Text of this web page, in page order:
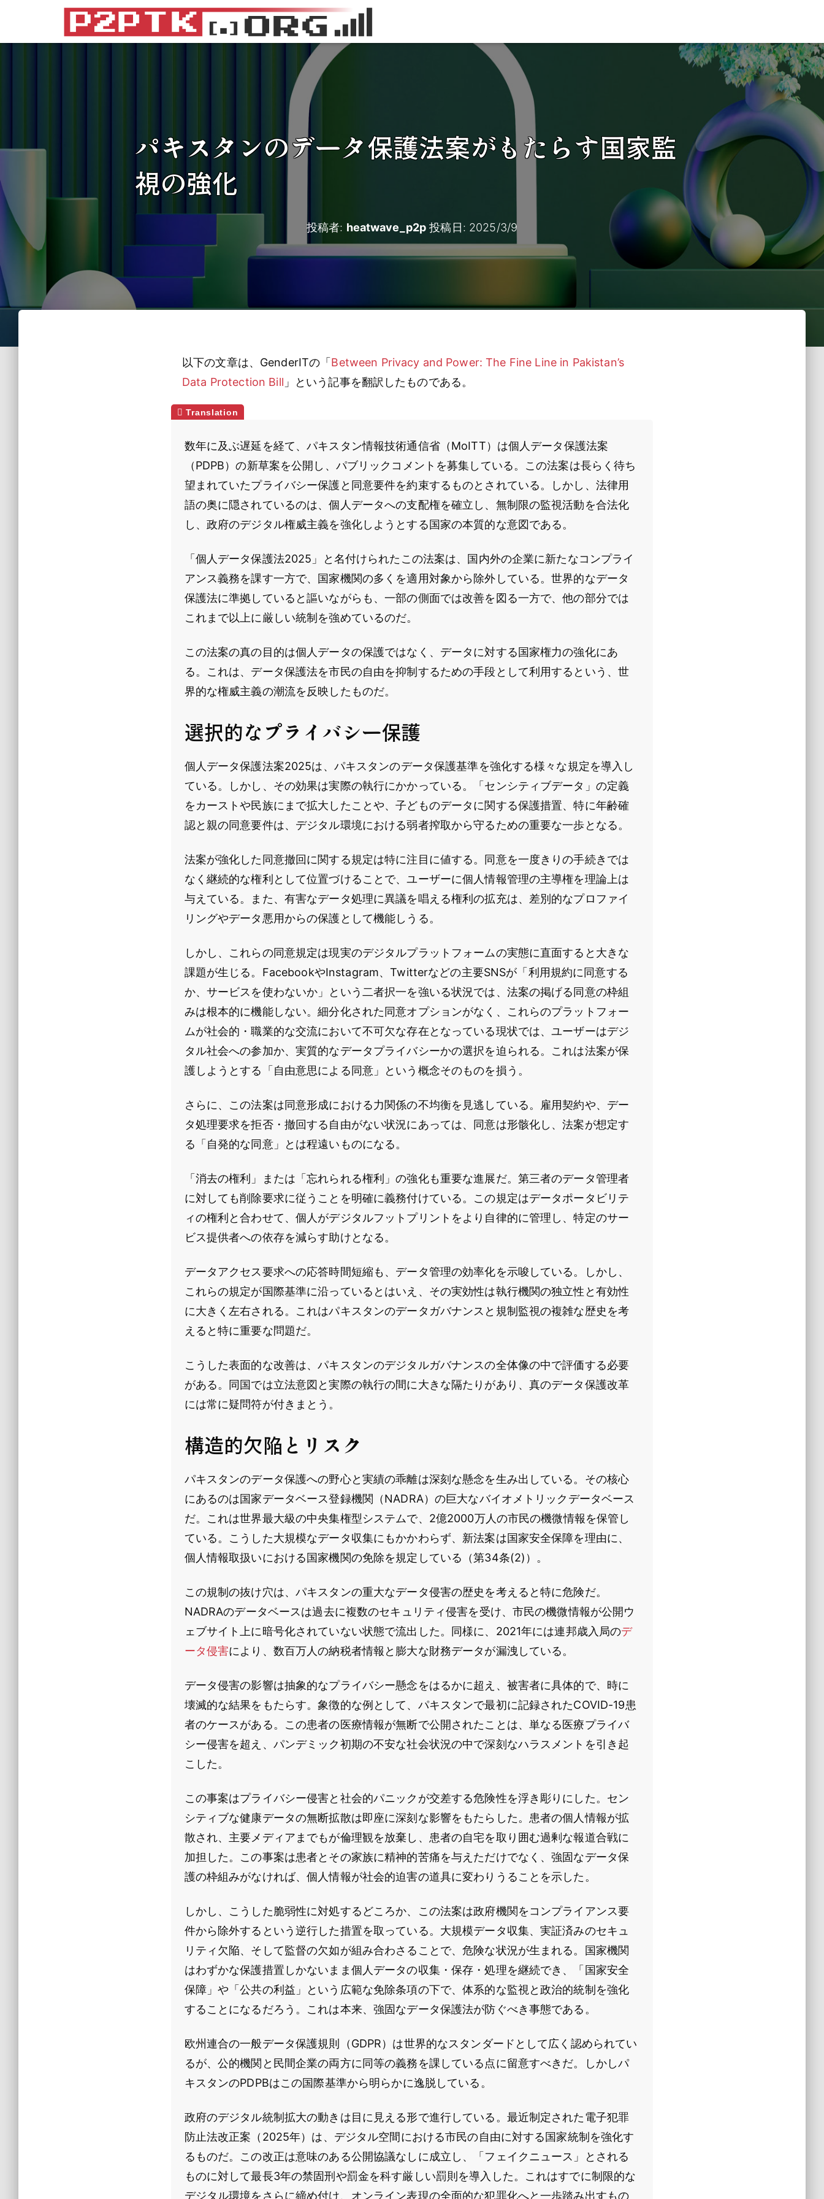
パキスタンのデータ保護法案がもたらす国家監
視の強化
投稿者: heatwave_p2p 投稿日: 2025/3/9
以下の文章は、GenderITの「 Between Privacy and Power: The Fine Line in Pakistan’s
Data Protection Bill 」という記事を翻訳したものである。
数年に及ぶ遅延を経て、パキスタン情報技術通信省（MoITT）は個人データ保護法案
（PDPB）の新草案を公開し、パブリックコメントを募集している。この法案は長らく待ち
望まれていたプライバシー保護と同意要件を約束するものとされている。しかし、法律用
語の奥に隠されているのは、個人データへの支配権を確立し、無制限の監視活動を合法化
し、政府のデジタル権威主義を強化しようとする国家の本質的な意図である。
「個人データ保護法2025」と名付けられたこの法案は、国内外の企業に新たなコンプライ
アンス義務を課す一方で、国家機関の多くを適用対象から除外している。世界的なデータ
保護法に準拠していると謳いながらも、一部の側面では改善を図る一方で、他の部分では
これまで以上に厳しい統制を強めているのだ。
この法案の真の目的は個人データの保護ではなく、データに対する国家権力の強化にあ
る。これは、データ保護法を市民の自由を抑制するための手段として利用するという、世
界的な権威主義の潮流を反映したものだ。
選択的なプライバシー保護
個人データ保護法案2025は、パキスタンのデータ保護基準を強化する様々な規定を導入し
ている。しかし、その効果は実際の執行にかかっている。「センシティブデータ」の定義
をカーストや民族にまで拡大したことや、子どものデータに関する保護措置、特に年齢確
認と親の同意要件は、デジタル環境における弱者搾取から守るための重要な一歩となる。
法案が強化した同意撤回に関する規定は特に注目に値する。同意を一度きりの手続きでは
なく継続的な権利として位置づけることで、ユーザーに個人情報管理の主導権を理論上は
与えている。また、有害なデータ処理に異議を唱える権利の拡充は、差別的なプロファイ
リングやデータ悪用からの保護として機能しうる。
しかし、これらの同意規定は現実のデジタルプラットフォームの実態に直面すると大きな
課題が生じる。FacebookやInstagram、Twitterなどの主要SNSが「利用規約に同意する
か、サービスを使わないか」という二者択一を強いる状況では、法案の掲げる同意の枠組
みは根本的に機能しない。細分化された同意オプションがなく、これらのプラットフォー
ムが社会的・職業的な交流において不可欠な存在となっている現状では、ユーザーはデジ
タル社会への参加か、実質的なデータプライバシーかの選択を迫られる。これは法案が保
護しようとする「自由意思による同意」という概念そのものを損う。
さらに、この法案は同意形成における力関係の不均衡を見逃している。雇用契約や、デー
タ処理要求を拒否・撤回する自由がない状況にあっては、同意は形骸化し、法案が想定す
る「自発的な同意」とは程遠いものになる。
「消去の権利」または「忘れられる権利」の強化も重要な進展だ。第三者のデータ管理者
に対しても削除要求に従うことを明確に義務付けている。この規定はデータポータビリテ
ィの権利と合わせて、個人がデジタルフットプリントをより自律的に管理し、特定のサー
ビス提供者への依存を減らす助けとなる。
データアクセス要求への応答時間短縮も、データ管理の効率化を示唆している。しかし、
これらの規定が国際基準に沿っているとはいえ、その実効性は執行機関の独立性と有効性
に大きく左右される。これはパキスタンのデータガバナンスと規制監視の複雑な歴史を考
えると特に重要な問題だ。
こうした表面的な改善は、パキスタンのデジタルガバナンスの全体像の中で評価する必要
がある。同国では立法意図と実際の執行の間に大きな隔たりがあり、真のデータ保護改革
には常に疑問符が付きまとう。
構造的欠陥とリスク
パキスタンのデータ保護への野心と実績の乖離は深刻な懸念を生み出している。その核心
にあるのは国家データベース登録機関（NADRA）の巨大なバイオメトリックデータベース
だ。これは世界最大級の中央集権型システムで、2億2000万人の市民の機微情報を保管し
ている。こうした大規模なデータ収集にもかかわらず、新法案は国家安全保障を理由に、
個人情報取扱いにおける国家機関の免除を規定している（第34条(2)）。
この規制の抜け穴は、パキスタンの重大なデータ侵害の歴史を考えると特に危険だ。
NADRAのデータベースは過去に複数のセキュリティ侵害を受け、市民の機微情報が公開ウ
ェブサイト上に暗号化されていない状態で流出した。同様に、2021年には連邦歳入局のデ
ータ侵害により、数百万人の納税者情報と膨大な財務データが漏洩している。
データ侵害の影響は抽象的なプライバシー懸念をはるかに超え、被害者に具体的で、時に
壊滅的な結果をもたらす。象徴的な例として、パキスタンで最初に記録されたCOVID-19患
者のケースがある。この患者の医療情報が無断で公開されたことは、単なる医療プライバ
シー侵害を超え、パンデミック初期の不安な社会状況の中で深刻なハラスメントを引き起
こした。
この事案はプライバシー侵害と社会的パニックが交差する危険性を浮き彫りにした。セン
シティブな健康データの無断拡散は即座に深刻な影響をもたらした。患者の個人情報が拡
散され、主要メディアまでもが倫理観を放棄し、患者の自宅を取り囲む過剰な報道合戦に
加担した。この事案は患者とその家族に精神的苦痛を与えただけでなく、強固なデータ保
護の枠組みがなければ、個人情報が社会的迫害の道具に変わりうることを示した。
しかし、こうした脆弱性に対処するどころか、この法案は政府機関をコンプライアンス要
件から除外するという逆行した措置を取っている。大規模データ収集、実証済みのセキュ
リティ欠陥、そして監督の欠如が組み合わさることで、危険な状況が生まれる。国家機関
はわずかな保護措置しかないまま個人データの収集・保存・処理を継続でき、「国家安全
保障」や「公共の利益」という広範な免除条項の下で、体系的な監視と政治的統制を強化
することになるだろう。これは本来、強固なデータ保護法が防ぐべき事態である。
欧州連合の一般データ保護規則（GDPR）は世界的なスタンダードとして広く認められてい
るが、公的機関と民間企業の両方に同等の義務を課している点に留意すべきだ。しかしパ
キスタンのPDPBはこの国際基準から明らかに逸脱している。
政府のデジタル統制拡大の動きは目に見える形で進行している。最近制定された電子犯罪
防止法改正案（2025年）は、デジタル空間における市民の自由に対する国家統制を強化す
るものだ。この改正は意味のある公開協議なしに成立し、「フェイクニュース」とされる
ものに対して最長3年の禁固刑や罰金を科す厳しい罰則を導入した。これはすでに制限的な
デジタル環境をさらに締め付け、オンライン表現の全面的な犯罪化へと一歩踏み出すもの